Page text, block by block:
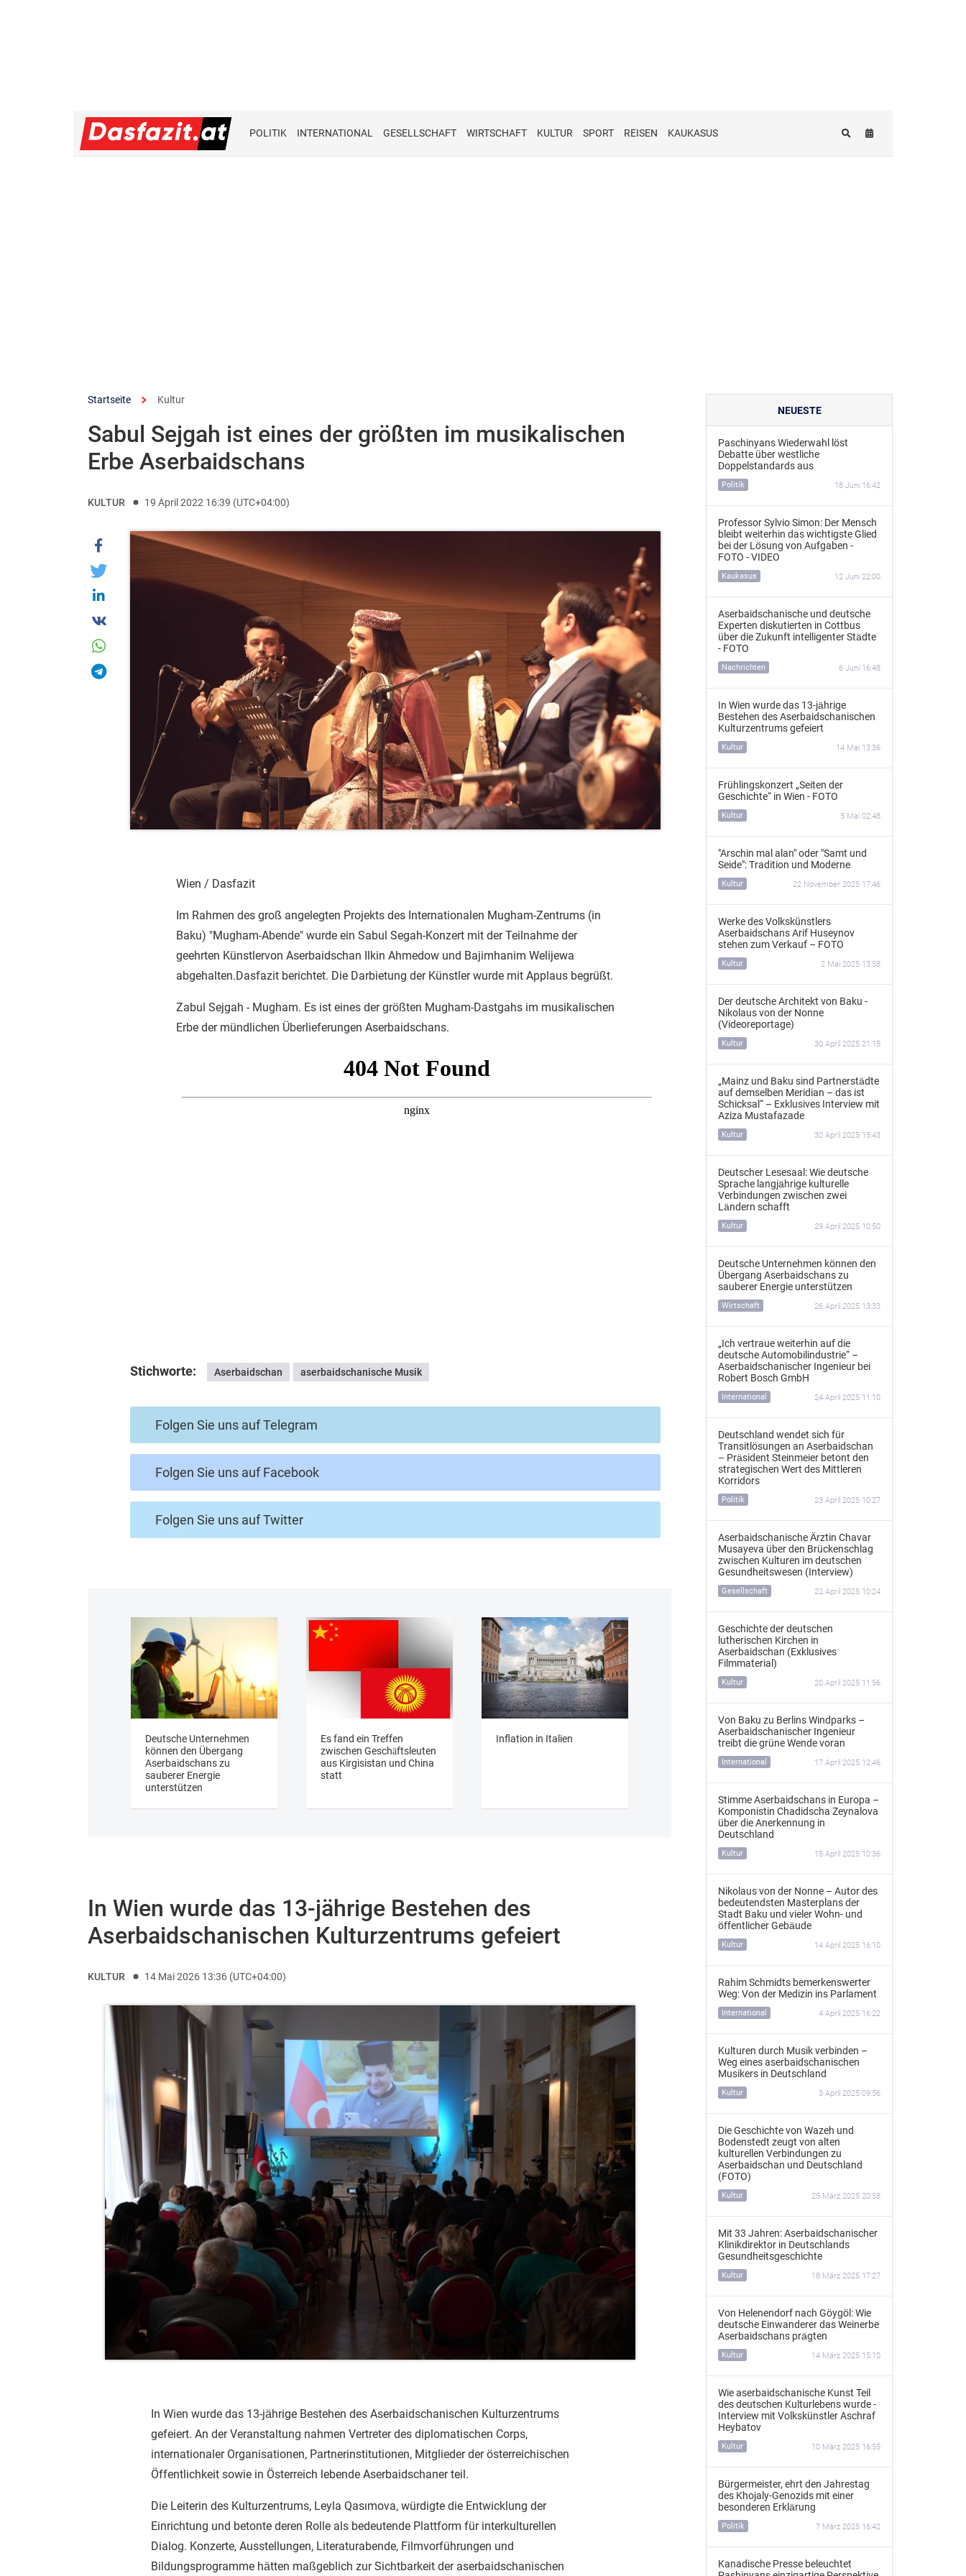
POLITIK INTERNATIONAL GESELLSCHAFT WIRTSCHAFT KULTUR SPORT REISEN KAUKASUS
Startseite Kultur
Sabul Sejgah ist eines der größten im musikalischen
Erbe Aserbaidschans
KULTUR 19 April 2022 16:39 (UTC+04:00)
Wien / Dasfazit
Im Rahmen des groß angelegten Projekts des Internationalen Mugham-Zentrums (in
Baku) "Mugham-Abende" wurde ein Sabul Segah-Konzert mit der Teilnahme der
geehrten Künstlervon Aserbaidschan Ilkin Ahmedow und Bajimhanim Welijewa
abgehalten.Dasfazit berichtet. Die Darbietung der Künstler wurde mit Applaus begrüßt.
Zabul Sejgah - Mugham. Es ist eines der größten Mugham-Dastgahs im musikalischen
Erbe der mündlichen Überlieferungen Aserbaidschans.
Stichworte: Aserbaidschan aserbaidschanische Musik
Folgen Sie uns auf Telegram
Folgen Sie uns auf Facebook
Folgen Sie uns auf Twitter
Deutsche Unternehmen
können den Übergang
Aserbaidschans zu
sauberer Energie
unterstützen
Es fand ein Treffen
zwischen Geschäftsleuten
aus Kirgisistan und China
statt
Inflation in Italien
In Wien wurde das 13‑jährige Bestehen des
Aserbaidschanischen Kulturzentrums gefeiert
KULTUR 14 Mai 2026 13:36 (UTC+04:00)
In Wien wurde das 13‑jährige Bestehen des Aserbaidschanischen Kulturzentrums
gefeiert. An der Veranstaltung nahmen Vertreter des diplomatischen Corps,
internationaler Organisationen, Partnerinstitutionen, Mitglieder der österreichischen
Öffentlichkeit sowie in Österreich lebende Aserbaidschaner teil.
Die Leiterin des Kulturzentrums, Leyla Qasımova, würdigte die Entwicklung der
Einrichtung und betonte deren Rolle als bedeutende Plattform für interkulturellen
Dialog. Konzerte, Ausstellungen, Literaturabende, Filmvorführungen und
Bildungsprogramme hätten maßgeblich zur Sichtbarkeit der aserbaidschanischen
NEUESTE
Paschinyans Wiederwahl löst
Debatte über westliche
Doppelstandards aus
Politik 18 Juni 16:42
Professor Sylvio Simon: Der Mensch
bleibt weiterhin das wichtigste Glied
bei der Lösung von Aufgaben -
FOTO - VIDEO
Kaukasus 12 Juni 22:00
Aserbaidschanische und deutsche
Experten diskutierten in Cottbus
über die Zukunft intelligenter Städte
- FOTO
Nachrichten 6 Juni 16:48
In Wien wurde das 13‑jährige
Bestehen des Aserbaidschanischen
Kulturzentrums gefeiert
Kultur 14 Mai 13:36
Frühlingskonzert „Seiten der
Geschichte“ in Wien - FOTO
Kultur 5 Mai 02:48
"Arschin mal alan" oder "Samt und
Seide": Tradition und Moderne
Kultur 22 November 2025 17:46
Werke des Volkskünstlers
Aserbaidschans Arif Huseynov
stehen zum Verkauf – FOTO
Kultur 2 Mai 2025 13:58
Der deutsche Architekt von Baku -
Nikolaus von der Nonne
(Videoreportage)
Kultur 30 April 2025 21:15
„Mainz und Baku sind Partnerstädte
auf demselben Meridian – das ist
Schicksal“ – Exklusives Interview mit
Aziza Mustafazade
Kultur 30 April 2025 15:43
Deutscher Lesesaal: Wie deutsche
Sprache langjährige kulturelle
Verbindungen zwischen zwei
Ländern schafft
Kultur 29 April 2025 10:50
Deutsche Unternehmen können den
Übergang Aserbaidschans zu
sauberer Energie unterstützen
Wirtschaft 26 April 2025 13:33
„Ich vertraue weiterhin auf die
deutsche Automobilindustrie“ –
Aserbaidschanischer Ingenieur bei
Robert Bosch GmbH
International 24 April 2025 11:10
Deutschland wendet sich für
Transitlösungen an Aserbaidschan
– Präsident Steinmeier betont den
strategischen Wert des Mittleren
Korridors
Politik 23 April 2025 10:27
Aserbaidschanische Ärztin Chavar
Musayeva über den Brückenschlag
zwischen Kulturen im deutschen
Gesundheitswesen (Interview)
Gesellschaft 22 April 2025 10:24
Geschichte der deutschen
lutherischen Kirchen in
Aserbaidschan (Exklusives
Filmmaterial)
Kultur 20 April 2025 11:56
Von Baku zu Berlins Windparks –
Aserbaidschanischer Ingenieur
treibt die grüne Wende voran
International 17 April 2025 12:46
Stimme Aserbaidschans in Europa –
Komponistin Chadidscha Zeynalova
über die Anerkennung in
Deutschland
Kultur 15 April 2025 10:36
Nikolaus von der Nonne – Autor des
bedeutendsten Masterplans der
Stadt Baku und vieler Wohn- und
öffentlicher Gebäude
Kultur 14 April 2025 16:10
Rahim Schmidts bemerkenswerter
Weg: Von der Medizin ins Parlament
International 4 April 2025 16:22
Kulturen durch Musik verbinden –
Weg eines aserbaidschanischen
Musikers in Deutschland
Kultur 3 April 2025 09:56
Die Geschichte von Wazeh und
Bodenstedt zeugt von alten
kulturellen Verbindungen zu
Aserbaidschan und Deutschland
(FOTO)
Kultur 25 März 2025 20:58
Mit 33 Jahren: Aserbaidschanischer
Klinikdirektor in Deutschlands
Gesundheitsgeschichte
Kultur 18 März 2025 17:27
Von Helenendorf nach Göygöl: Wie
deutsche Einwanderer das Weinerbe
Aserbaidschans prägten
Kultur 14 März 2025 15:10
Wie aserbaidschanische Kunst Teil
des deutschen Kulturlebens wurde -
Interview mit Volkskünstler Aschraf
Heybatov
Kultur 10 März 2025 16:55
Bürgermeister, ehrt den Jahrestag
des Khojaly-Genozids mit einer
besonderen Erklärung
Politik 7 März 2025 16:42
Kanadische Presse beleuchtet